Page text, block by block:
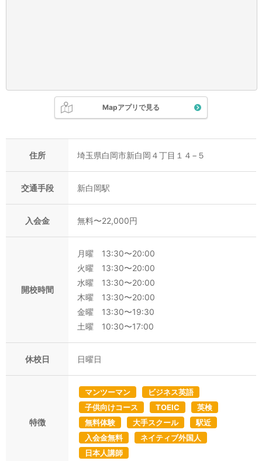
Mapアプリで見る
住所 埼玉県白岡市新白岡４丁目１４−５
交通手段 新白岡駅
入会金 無料〜22,000円
開校時間
月曜 13:30〜20:00
火曜 13:30〜20:00
水曜 13:30〜20:00
木曜 13:30〜20:00
金曜 13:30〜19:30
土曜 10:30〜17:00
休校日 日曜日
特徴
マンツーマン
ビジネス英語
子供向けコース
TOEIC
英検
無料体験
大手スクール
駅近
入会金無料
ネイティブ外国人
日本人講師